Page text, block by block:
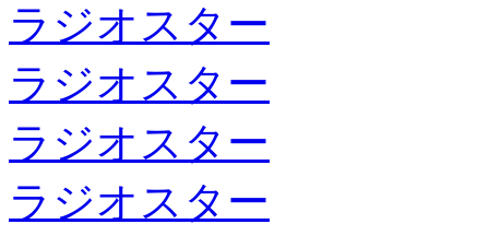
ラジオスター
ラジオスター
ラジオスター
ラジオスター